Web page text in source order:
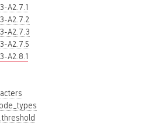
A2.7.1
A2.7.2
A2.7.3
A2.7.5
A2.8.1